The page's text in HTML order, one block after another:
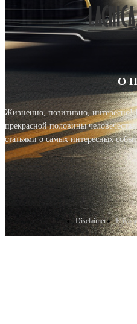
О
Жизненно, позитивно, интересно!
прекрасной половины
статьями о самых интересных
Disclaimer Privacy